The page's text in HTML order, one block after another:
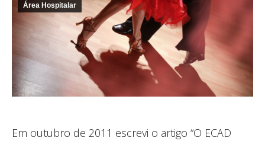
Área Hospitalar
Em outubro de 2011 escrevi o artigo “O ECAD